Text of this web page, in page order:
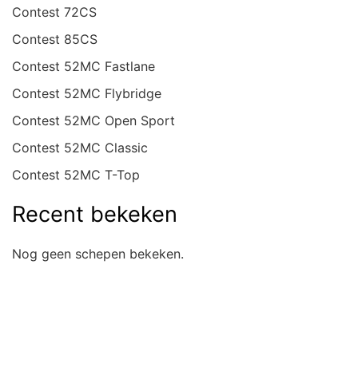
Contest 72CS
Contest 85CS
Contest 52MC Fastlane
Contest 52MC Flybridge
Contest 52MC Open Sport
Contest 52MC Classic
Contest 52MC T-Top
Recent bekeken
Nog geen schepen bekeken.